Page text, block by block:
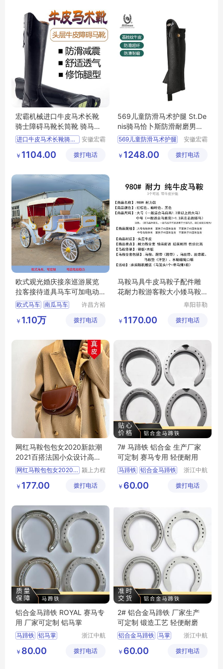
宏霸机械进口牛皮马术长靴
骑士障碍马靴长筒靴 骑马装
备不锈钢材质
进口牛皮马术长靴骑马靴
安徽宏霸
有限公司
￥ 1104.00 拨打电话
569儿童防滑马术护腿 St.De
nis骑马恰卜斯防滑耐磨男女
同款
569儿童防滑马术护腿
安徽宏霸
有限公司
￥ 1248.00 拨打电话
欧式观光婚庆接亲巡游展览
拉客接待道具马车可加电动
助力
欧式马车 南瓜马车
许昌方裕
限公司
￥ 1.10万 拨打电话
马鞍马具牛皮马鞍子配件雕
花耐力鞍游客鞍大小矮马鞍
阜阳菲勒
公司
￥ 1170.00 拨打电话
网红马鞍包包女2020新款潮
2021百搭法国小众设计高级
质感洋气斜挎
网红马鞍包包女2020新 颍上力程
有限公司
￥ 177.00 拨打电话
7# 马蹄铁 铝合金 生产厂家
可定制 赛马专用 轻便耐用
马蹄铁 铝合金马蹄铁
浙江中航
有限公司
￥ 60.00 拨打电话
铝合金马蹄铁 ROYAL 赛马专
用 厂家可定制 铝马掌
马蹄铁 铝马掌
浙江中航
有限公司
￥ 80.00 拨打电话
2# 铝合金马蹄铁 厂家生产
可定制 锻造工艺 轻便耐磨
铝合金马蹄铁 马掌
浙江中航
有限公司
￥ 60.00 拨打电话